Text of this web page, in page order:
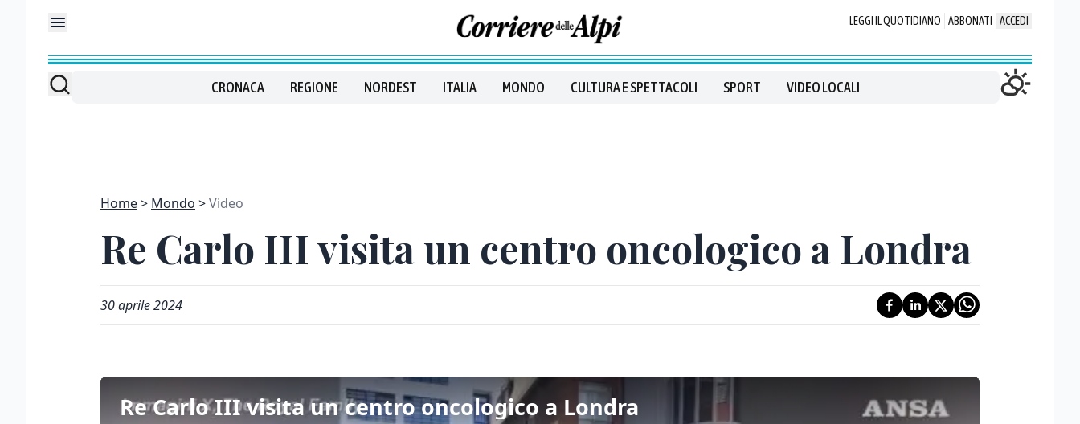
LEGGI IL QUOTIDIANO ABBONATI ACCEDI
CRONACA REGIONE NORDEST ITALIA MONDO CULTURA E SPETTACOLI SPORT VIDEO LOCALI
Home Mondo Video
Re Carlo III visita un centro oncologico a Londra
30 aprile 2024
Re Carlo III visita un centro oncologico a Londra